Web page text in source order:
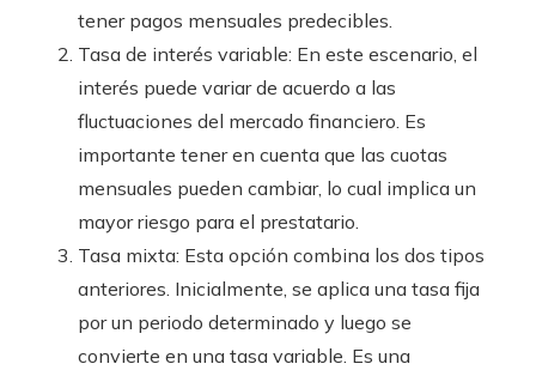
tener pagos mensuales predecibles.
Tasa de interés variable: En este escenario, el
interés puede variar de acuerdo a las
fluctuaciones del mercado financiero. Es
importante tener en cuenta que las cuotas
mensuales pueden cambiar, lo cual implica un
mayor riesgo para el prestatario.
Tasa mixta: Esta opción combina los dos tipos
anteriores. Inicialmente, se aplica una tasa fija
por un periodo determinado y luego se
convierte en una tasa variable. Es una